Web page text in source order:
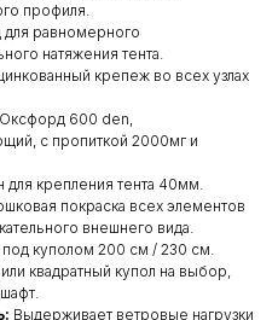
профиля.
для равномерного
натяжения тента.
крепеж во всех узлах
Оксфорд 600 den,
с пропиткой 2000мг и
для крепления тента 40мм.
покраска всех элементов
внешнего вида.
под куполом 200 см / 230 см.
квадратный купол на выбор,
Выдерживает ветровые нагрузки